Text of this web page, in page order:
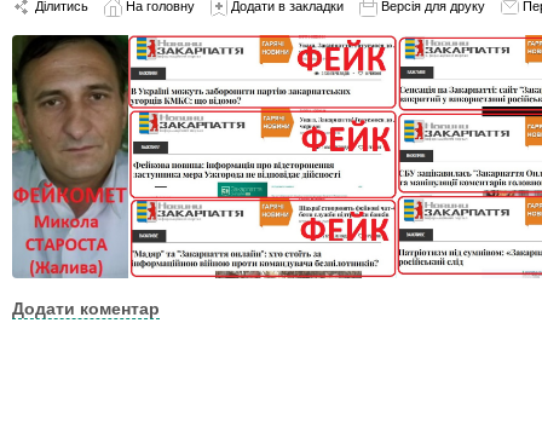
Ділитись На головну Додати в закладки Версія для друку
Додати коментар